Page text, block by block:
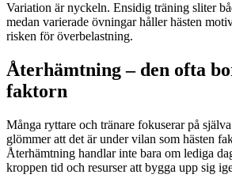
Variation är nyckeln. Ensidig träning sliter
medan varierade övningar håller hästen
risken för överbelastning.
Återhämtning – den ofta
faktorn
Många ryttare och tränare fokuserar på
glömmer att det är under vilan som hästen
Återhämtning handlar inte bara om lediga
kroppen tid och resurser att bygga upp sig